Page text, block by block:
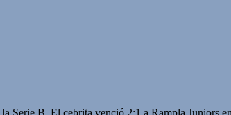
B. El cebrita venció 2:1 a Rampla Juniors